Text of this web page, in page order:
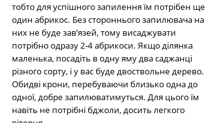
тобто для успішного запилення їм потрібен ще
один абрикос. Без стороннього запилювача на
них не буде зав’язей, тому висаджувати
потрібно одразу 2-4 абрикоси. Якщо ділянка
маленька, посадіть в одну яму два саджанці
різного сорту, і у вас буде двоствольне дерево.
Обидві крони, перебуваючи близько одна до
одної, добре запилюватимуться. Для цього їм
навіть не потрібні бджоли, досить легкого